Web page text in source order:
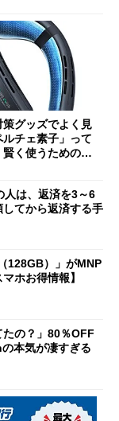
策グッズでよく見
チェ素子」って
く使うための注
人は、返済を3～6
てから返済する手
128GB）」がMNP
ホお得情報】
たの？」80％OFF
本気が凄すぎる